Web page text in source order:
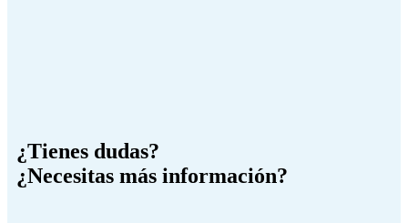
¿Tienes dudas?
¿Necesitas más información?